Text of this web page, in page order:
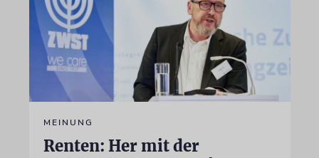
MEINUNG
Renten: Her mit der